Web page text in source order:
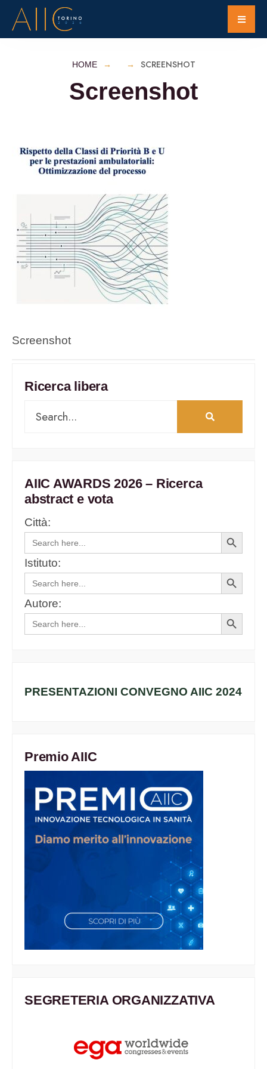
HOME SCREENSHOT
Screenshot
Screenshot
Ricerca libera
AIIC AWARDS 2026 – Ricerca
abstract e vota
Città:
Search
for:
Search
Button
Istituto:
Search
for:
Search
Button
Autore:
Search
for:
Search
Button
PRESENTAZIONI CONVEGNO AIIC 2024
Premio AIIC
SEGRETERIA ORGANIZZATIVA